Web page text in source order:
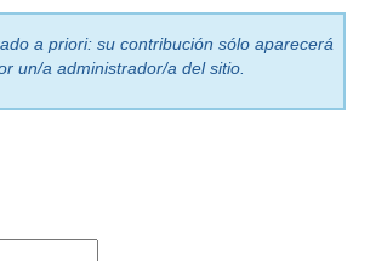
a priori: su contribución sólo aparecerá
un/a administrador/a del sitio.